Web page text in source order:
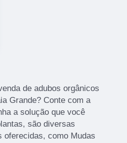
de adubos orgânicos
Grande? Conte com a
a solução que você
são diversas
oferecidas, como Mudas